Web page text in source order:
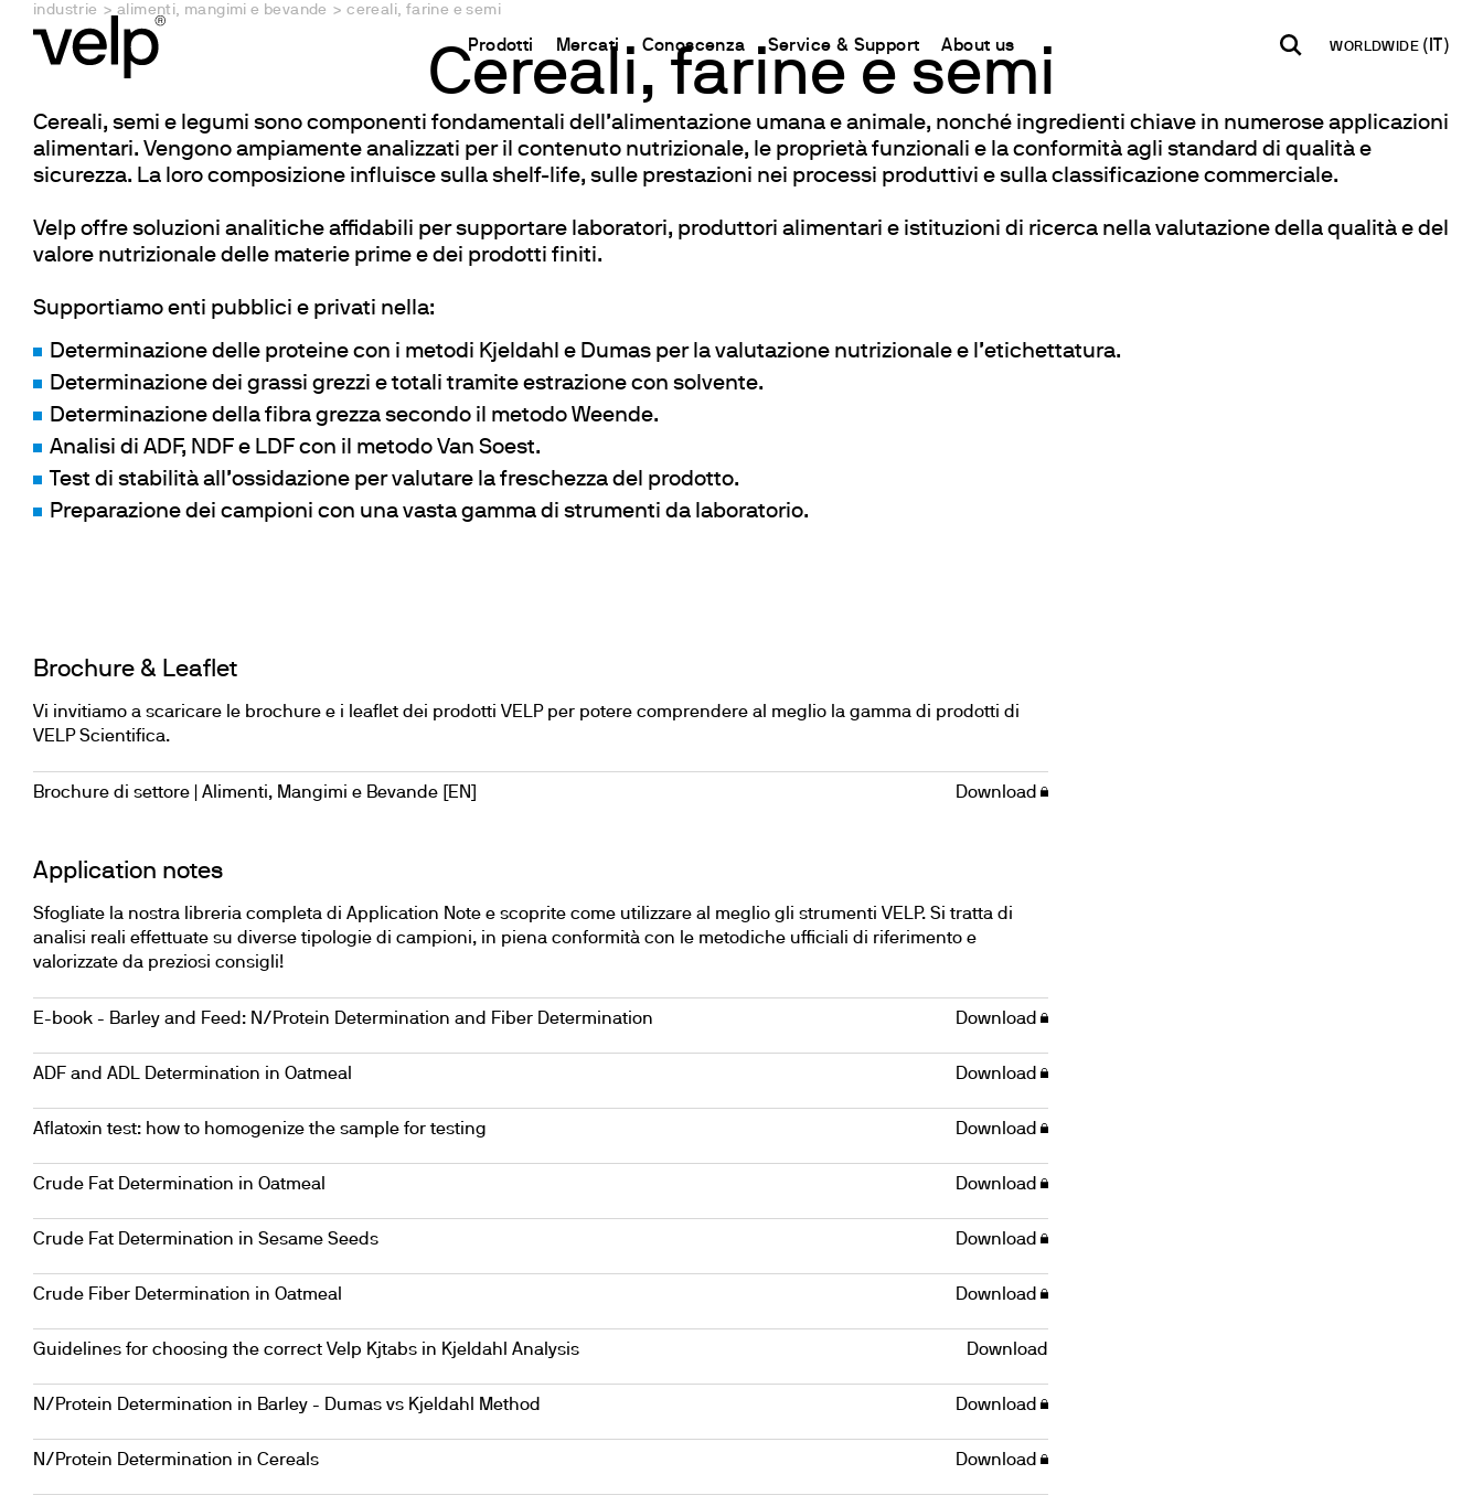
Prodotti
Analytical Instruments
Analizzatori Elementari
Digestori e Mineralizzatori
Distillatori
Estrattori di Fibra
Estrattori di Fibra Dietetica
Reattore di Ossidazione
Consumabili
Laboratory Equipment
Reattore per Sintesi Chimica
Agitatori Magnetici
Agitatori Magnetici Riscaldanti
Agitatori Vortex e Miscelatori
Dispersori
Blocchi Termostatici e COD
Frigotermostati e Incubatori
Sistemi rapidi H2O
Cartine indicatrici e strisce analitiche per la misura del ph
Quantofix reflettometri e accessori
Nanocolor fotometri
Nanocolor analisi fotometrica delle acque
Mercati
Industrie
Alimenti, Mangimi e Bevande
Ambiente e Agricoltura
Chimica e Petrolchimica
Cosmetica e Cura personale
Carta e Tessile
Laboratori Conto Terzi
Accademia ed Enti Pubblici
Applicazioni
Determinazione di Azoto e Proteine
Determinazioni del Carbonio
Estrazione a Solventi
Analisi BOD e Respirometriche
Jar Test e Leaching Test
Analisi COD
Incubazione e Refrigerazione
Agitazione e Riscaldamento
Torbidità
Determinazione dei Metalli Pesanti in Tracce
Conoscenza
News
Newsroom
Webinar
Corsi di Formazione e Workshop
Area Download
Brochure & Leaflet
Manuali di istruzioni
Tabelle comparative
Risorse e approfondimenti
Metodo Kjeldahl
Metodo Dumas
Service & Support
Service
Offerta Service
Installazione
Manutenzione programmata
Calibrazione & Certificazione
Garanzia
Support
Registra il tuo prodotto
Supporto Analitico
Supporto Tecnico
Connect your products
Piattaforma Ermes Cloud
Prodotti Abilitati
Contatti
Contattaci
Newsletter
B2B E-shop
Accesso alla Piattaforma
About us
About us
Chi Siamo
Dove Siamo
Sostenibilità
Lavora Con Noi
WORLDWIDE
CHINA
中国
INDIA
English
USA
English
Français
WORLD
Español
industrie > alimenti, mangimi e bevande > cereali, farine e semi
Cereali, farine e semi
Cereali, semi e legumi sono componenti fondamentali dell’alimentazione umana e animale, nonché ingredienti chiave in numerose applicazioni
alimentari. Vengono ampiamente analizzati per il contenuto nutrizionale, le proprietà funzionali e la conformità agli standard di qualità e
sicurezza. La loro composizione influisce sulla shelf-life, sulle prestazioni nei processi produttivi e sulla classificazione commerciale.
Velp offre soluzioni analitiche affidabili per supportare laboratori, produttori alimentari e istituzioni di ricerca nella valutazione della qualità e del
valore nutrizionale delle materie prime e dei prodotti finiti.
Supportiamo enti pubblici e privati nella:
Determinazione delle proteine con i metodi Kjeldahl e Dumas per la valutazione nutrizionale e l’etichettatura.
Determinazione dei grassi grezzi e totali tramite estrazione con solvente.
Determinazione della fibra grezza secondo il metodo Weende.
Analisi di ADF, NDF e LDF con il metodo Van Soest.
Test di stabilità all’ossidazione per valutare la freschezza del prodotto.
Preparazione dei campioni con una vasta gamma di strumenti da laboratorio.
Brochure & Leaflet
Vi invitiamo a scaricare le brochure e i leaflet dei prodotti VELP per potere comprendere al meglio la gamma di prodotti di
VELP Scientifica.
Brochure di settore | Alimenti, Mangimi e Bevande [EN] Download
Application notes
Sfogliate la nostra libreria completa di Application Note e scoprite come utilizzare al meglio gli strumenti VELP. Si tratta di
analisi reali effettuate su diverse tipologie di campioni, in piena conformità con le metodiche ufficiali di riferimento e
valorizzate da preziosi consigli!
E-book - Barley and Feed: N/Protein Determination and Fiber Determination Download
ADF and ADL Determination in Oatmeal Download
Aflatoxin test: how to homogenize the sample for testing Download
Crude Fat Determination in Oatmeal Download
Crude Fat Determination in Sesame Seeds Download
Crude Fiber Determination in Oatmeal Download
Guidelines for choosing the correct Velp Kjtabs in Kjeldahl Analysis Download
N/Protein Determination in Barley - Dumas vs Kjeldahl Method Download
N/Protein Determination in Cereals Download